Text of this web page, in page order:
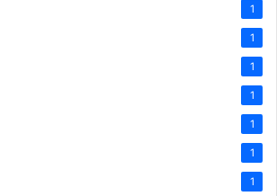
1
1
1
1
1
1
1